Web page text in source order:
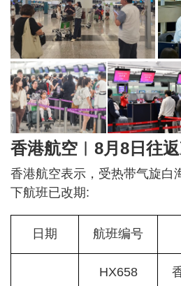
香港航空︱8月8日往
香港航空表示，受热带气旋白
下航班已改期:
日期 航班编号
HX658